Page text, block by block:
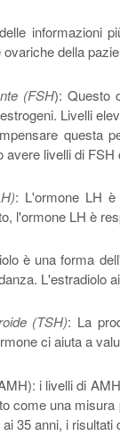
informazioni
della
(FSH): Questo
Livelli
questa
livelli di
: L'ormone LH è
l'ormone LH è
è una forma
L'estradiolo
(TSH): La
ci aiuta a
i livelli di
come una
35 anni, i